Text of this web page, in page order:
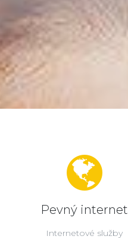
Pevný internet
Internetové služby